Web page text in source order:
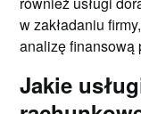
w zakładaniu
analizę finansową
Jakie